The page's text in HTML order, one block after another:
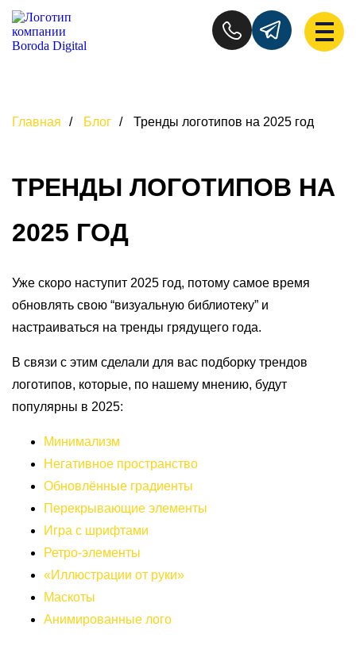
Главная / Блог / Тренды логотипов на 2025 год
ТРЕНДЫ ЛОГОТИПОВ НА
2025 ГОД
Уже скоро наступит 2025 год, потому самое время
обновлять свою “визуальную библиотеку” и
настраиваться на тренды грядущего года.
В связи с этим сделали для вас подборку трендов
логотипов, которые, по нашему мнению, будут
популярны в 2025:
Минимализм
Негативное пространство
Обновлённые градиенты
Перекрывающие элементы
Игра с шрифтами
Ретро-элементы
«Иллюстрации от руки»
Маскоты
Анимированные лого